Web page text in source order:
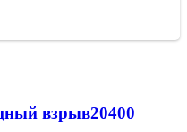
взрыв20400